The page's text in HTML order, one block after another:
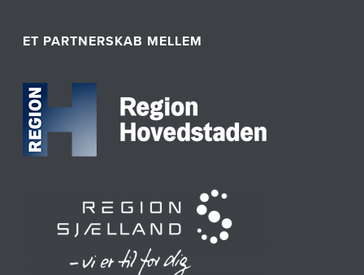
ET PARTNERSKAB MELLEM